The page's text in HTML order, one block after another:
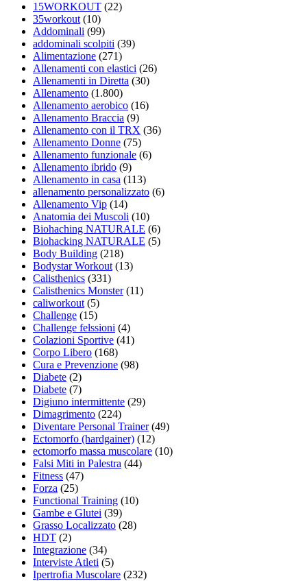
15WORKOUT (22)
35workout (10)
Addominali (99)
addominali scolpiti (39)
Alimentazione (271)
Allenamenti con elastici (26)
Allenamenti in Diretta (30)
Allenamento (1.800)
Allenamento aerobico (16)
Allenamento Braccia (9)
Allenamento con il TRX (36)
Allenamento Donne (75)
Allenamento funzionale (6)
Allenamento ibrido (9)
Allenamento in casa (113)
allenamento personalizzato (6)
Allenamento Vip (14)
Anatomia dei Muscoli (10)
Biohaching NATURALE (6)
Biohacking NATURALE (5)
Body Building (218)
Bodystar Workout (13)
Calisthenics (331)
Calisthenics Monster(11)
caliworkout (5)
Challenge (15)
Challenge felssioni (4)
Colazioni Sportive (41)
Corpo Libero (168)
Cura e Prevenzione (98)
Diabete (2)
Diabete (7)
Digiuno intermittente (29)
Dimagrimento (224)
Diventare Personal Trainer(49)
Ectomorfo (hardgainer) (12)
ectomorfo massa muscolare (10)
Falsi Miti in Palestra (44)
Fitness (47)
Forza (25)
Functional Training (10)
Gambe e Glutei (39)
Grasso Localizzato (28)
HDT (2)
Integrazione (34)
Interviste Atleti (5)
Ipertrofia Muscolare (232)